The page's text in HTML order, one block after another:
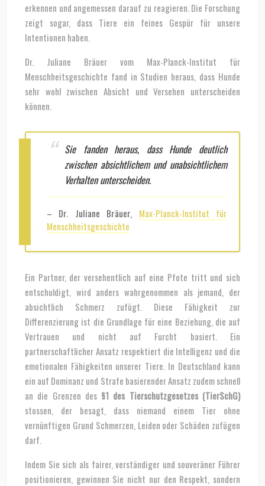
erkennen und angemessen darauf zu reagieren. Die Forschung
zeigt sogar, dass Tiere ein feines Gespür für unsere
Intentionen haben.
Dr. Juliane Bräuer vom Max-Planck-Institut für
Menschheitsgeschichte fand in Studien heraus, dass Hunde
sehr wohl zwischen Absicht und Versehen unterscheiden
können.
Sie fanden heraus, dass Hunde deutlich
zwischen absichtlichem und unabsichtlichem
Verhalten unterscheiden.
– Dr. Juliane Bräuer, Max-Planck-Institut für
Menschheitsgeschichte
Ein Partner, der versehentlich auf eine Pfote tritt und sich
entschuldigt, wird anders wahrgenommen als jemand, der
absichtlich Schmerz zufügt. Diese Fähigkeit zur
Differenzierung ist die Grundlage für eine Beziehung, die auf
Vertrauen und nicht auf Furcht basiert. Ein
partnerschaftlicher Ansatz respektiert die Intelligenz und die
emotionalen Fähigkeiten unserer Tiere. In Deutschland kann
ein auf Dominanz und Strafe basierender Ansatz zudem schnell
an die Grenzen des §1 des Tierschutzgesetzes (TierSchG)
stossen, der besagt, dass niemand einem Tier ohne
vernünftigen Grund Schmerzen, Leiden oder Schäden zufügen
darf.
Indem Sie sich als fairer, verständiger und souveräner Führer
positionieren, gewinnen Sie nicht nur den Respekt, sondern